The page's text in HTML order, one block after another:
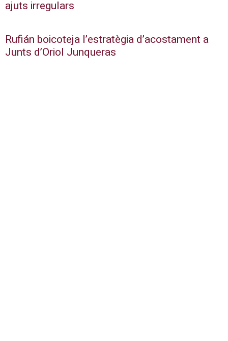
ajuts irregulars
Rufián boicoteja l’estratègia d’acostament a
Junts d’Oriol Junqueras